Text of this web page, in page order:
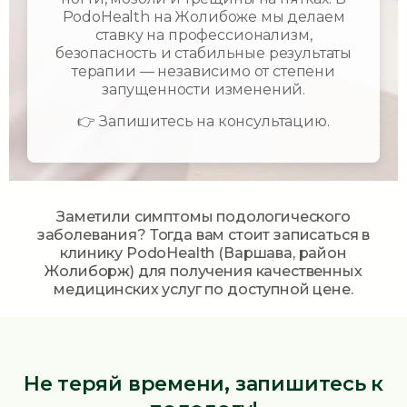
PodoHealth на Жолибоже мы делаем
ставку на профессионализм,
безопасность и стабильные результаты
терапии — независимо от степени
запущенности изменений.
👉Запишитесь на консультацию.
Заметили симптомы подологического
заболевания? Тогда вам стоит записаться в
клинику PodoHealth (Варшава, район
Жолиборж) для получения качественных
медицинских услуг по доступной цене.
Не теряй времени, запишитесь к